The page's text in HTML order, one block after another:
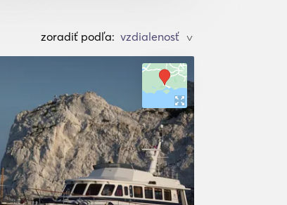
zoradiť podľa: >